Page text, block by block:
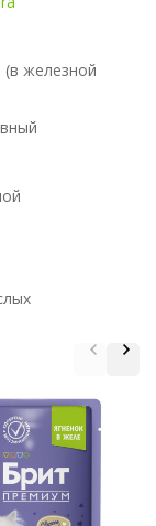
железной